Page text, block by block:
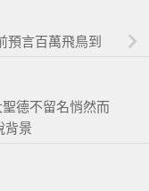
預言百萬飛鳥到
聖德不留名悄然而
景